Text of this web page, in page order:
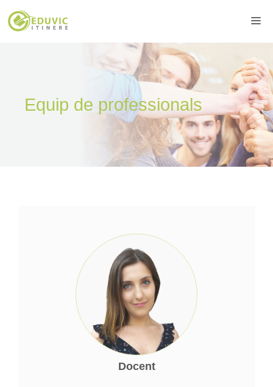
Equip de professionals
Docent